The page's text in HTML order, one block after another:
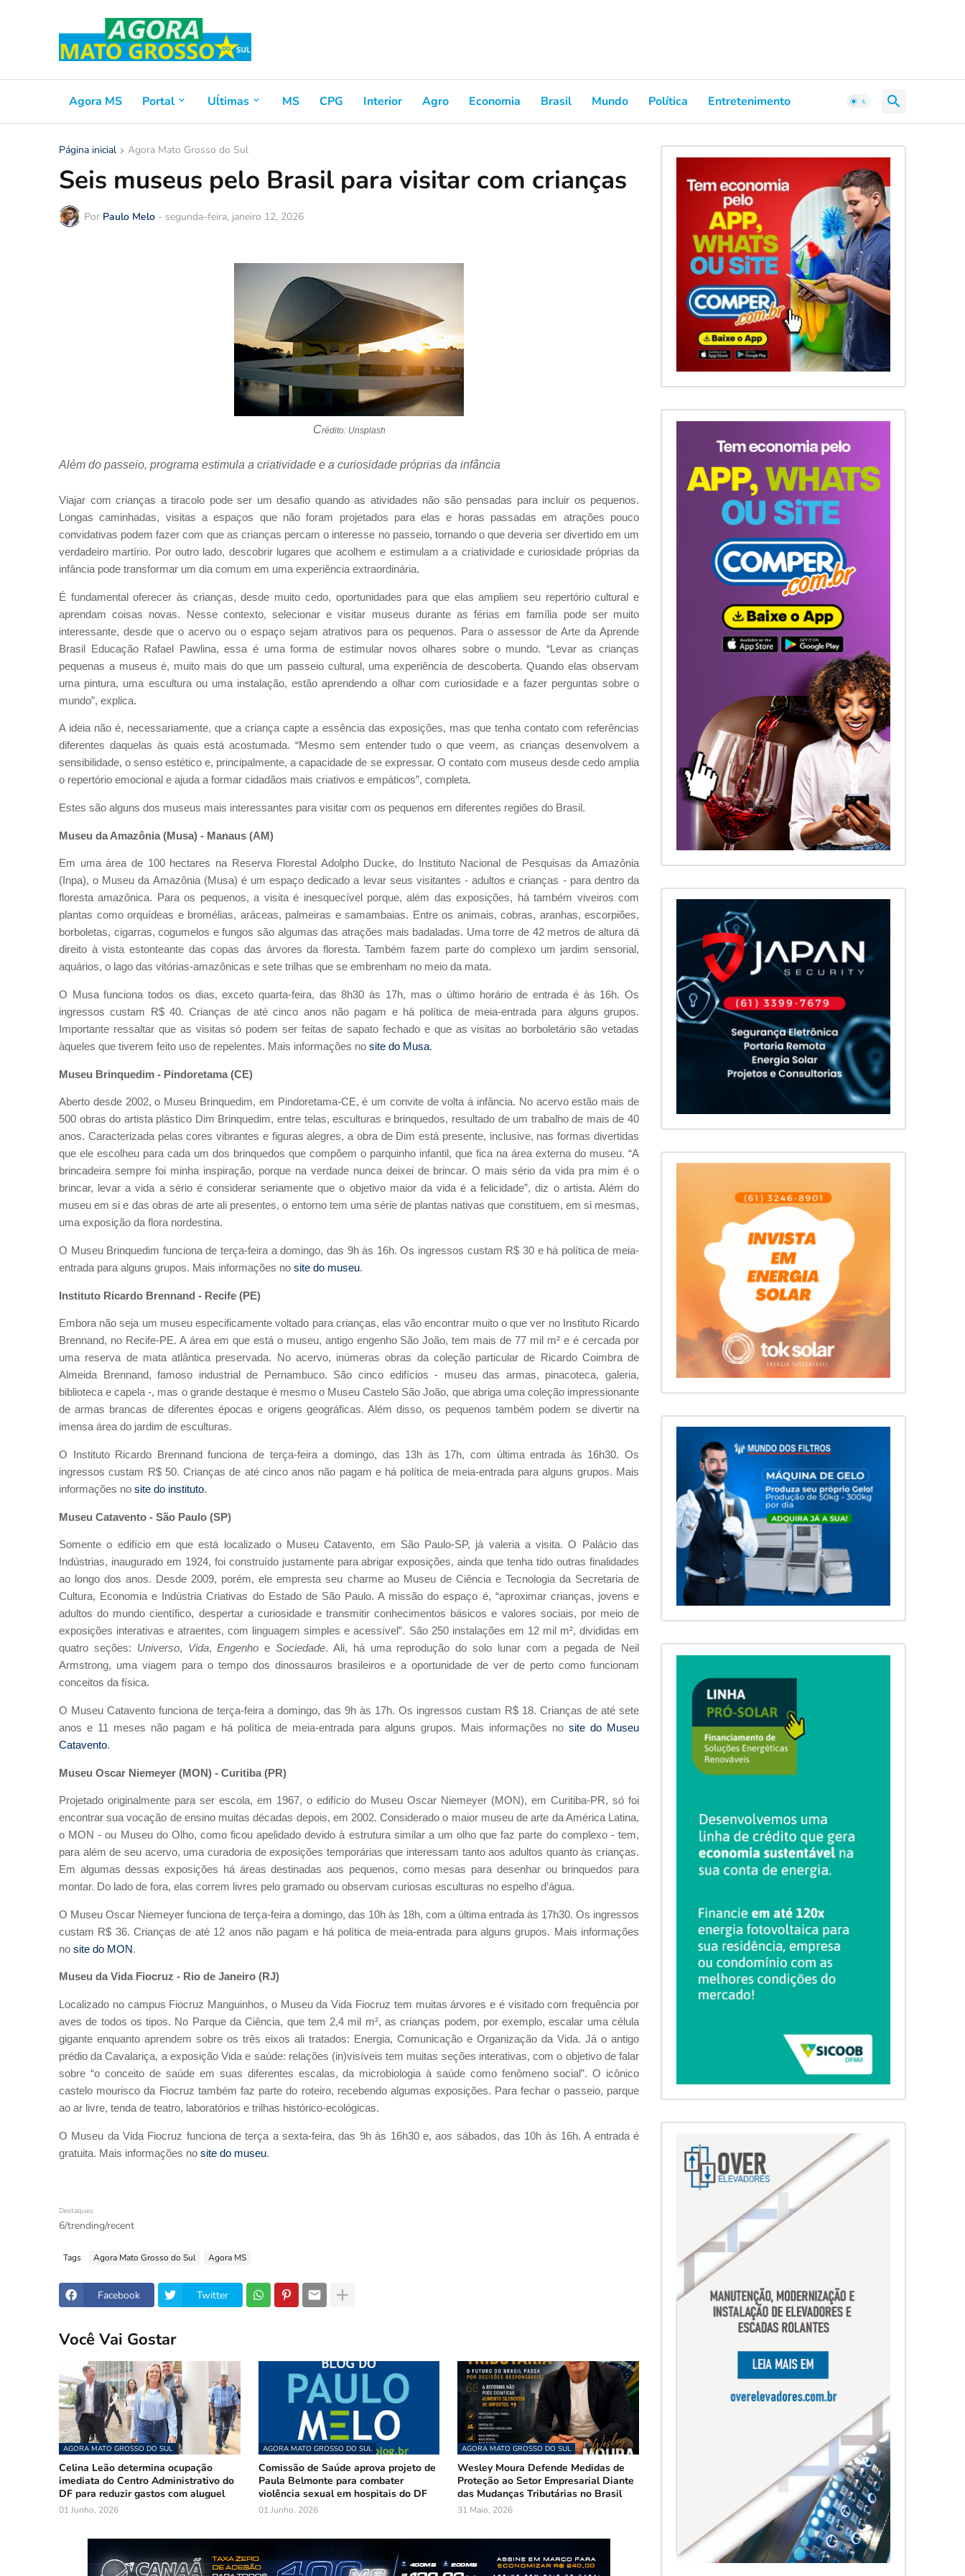
Agora MS Portal Uĺtimas MS CPG Interior Agro Economia Brasil Mundo Política Entretenimento
Página inicial Agora Mato Grosso do Sul
Seis museus pelo Brasil para visitar com crianças
Por Paulo Melo - segunda-feira, janeiro 12, 2026
Crédito: Unsplash
Além do passeio, programa estimula a criatividade e a curiosidade próprias da infância
Viajar com crianças a tiracolo pode ser um desafio quando as atividades não são pensadas para incluir os pequenos.
Longas caminhadas, visitas a espaços que não foram projetados para elas e horas passadas em atrações pouco
convidativas podem fazer com que as crianças percam o interesse no passeio, tornando o que deveria ser divertido em um
verdadeiro martírio. Por outro lado, descobrir lugares que acolhem e estimulam a a criatividade e curiosidade próprias da
infância pode transformar um dia comum em uma experiência extraordinária.
É fundamental oferecer às crianças, desde muito cedo, oportunidades para que elas ampliem seu repertório cultural e
aprendam coisas novas. Nesse contexto, selecionar e visitar museus durante as férias em família pode ser muito
interessante, desde que o acervo ou o espaço sejam atrativos para os pequenos. Para o assessor de Arte da Aprende
Brasil Educação Rafael Pawlina, essa é uma forma de estimular novos olhares sobre o mundo. “Levar as crianças
pequenas a museus é, muito mais do que um passeio cultural, uma experiência de descoberta. Quando elas observam
uma pintura, uma escultura ou uma instalação, estão aprendendo a olhar com curiosidade e a fazer perguntas sobre o
mundo”, explica.
A ideia não é, necessariamente, que a criança capte a essência das exposições, mas que tenha contato com referências
diferentes daquelas às quais está acostumada. “Mesmo sem entender tudo o que veem, as crianças desenvolvem a
sensibilidade, o senso estético e, principalmente, a capacidade de se expressar. O contato com museus desde cedo amplia
o repertório emocional e ajuda a formar cidadãos mais criativos e empáticos”, completa.
Estes são alguns dos museus mais interessantes para visitar com os pequenos em diferentes regiões do Brasil.
Museu da Amazônia (Musa) - Manaus (AM)
Em uma área de 100 hectares na Reserva Florestal Adolpho Ducke, do Instituto Nacional de Pesquisas da Amazônia
(Inpa), o Museu da Amazônia (Musa) é um espaço dedicado a levar seus visitantes - adultos e crianças - para dentro da
floresta amazônica. Para os pequenos, a visita é inesquecível porque, além das exposições, há também viveiros com
plantas como orquídeas e bromélias, aráceas, palmeiras e samambaias. Entre os animais, cobras, aranhas, escorpiões,
borboletas, cigarras, cogumelos e fungos são algumas das atrações mais badaladas. Uma torre de 42 metros de altura dá
direito à vista estonteante das copas das árvores da floresta. Também fazem parte do complexo um jardim sensorial,
aquários, o lago das vitórias-amazônicas e sete trilhas que se embrenham no meio da mata.
O Musa funciona todos os dias, exceto quarta-feira, das 8h30 às 17h, mas o último horário de entrada é às 16h. Os
ingressos custam R$ 40. Crianças de até cinco anos não pagam e há política de meia-entrada para alguns grupos.
Importante ressaltar que as visitas só podem ser feitas de sapato fechado e que as visitas ao borboletário são vetadas
àqueles que tiverem feito uso de repelentes. Mais informações no site do Musa.
Museu Brinquedim - Pindoretama (CE)
Aberto desde 2002, o Museu Brinquedim, em Pindoretama-CE, é um convite de volta à infância. No acervo estão mais de
500 obras do artista plástico Dim Brinquedim, entre telas, esculturas e brinquedos, resultado de um trabalho de mais de 40
anos. Caracterizada pelas cores vibrantes e figuras alegres, a obra de Dim está presente, inclusive, nas formas divertidas
que ele escolheu para cada um dos brinquedos que compõem o parquinho infantil, que fica na área externa do museu. “A
brincadeira sempre foi minha inspiração, porque na verdade nunca deixei de brincar. O mais sério da vida pra mim é o
brincar, levar a vida a sério é considerar seriamente que o objetivo maior da vida é a felicidade”, diz o artista. Além do
museu em si e das obras de arte ali presentes, o entorno tem uma série de plantas nativas que constituem, em si mesmas,
uma exposição da flora nordestina.
O Museu Brinquedim funciona de terça-feira a domingo, das 9h às 16h. Os ingressos custam R$ 30 e há política de meia-
entrada para alguns grupos. Mais informações no site do museu.
Instituto Ricardo Brennand - Recife (PE)
Embora não seja um museu especificamente voltado para crianças, elas vão encontrar muito o que ver no Instituto Ricardo
Brennand, no Recife-PE. A área em que está o museu, antigo engenho São João, tem mais de 77 mil m² e é cercada por
uma reserva de mata atlântica preservada. No acervo, inúmeras obras da coleção particular de Ricardo Coimbra de
Almeida Brennand, famoso industrial de Pernambuco. São cinco edifícios - museu das armas, pinacoteca, galeria,
biblioteca e capela -, mas o grande destaque é mesmo o Museu Castelo São João, que abriga uma coleção impressionante
de armas brancas de diferentes épocas e origens geográficas. Além disso, os pequenos também podem se divertir na
imensa área do jardim de esculturas.
O Instituto Ricardo Brennand funciona de terça-feira a domingo, das 13h às 17h, com última entrada às 16h30. Os
ingressos custam R$ 50. Crianças de até cinco anos não pagam e há política de meia-entrada para alguns grupos. Mais
informações no site do instituto.
Museu Catavento - São Paulo (SP)
Somente o edifício em que está localizado o Museu Catavento, em São Paulo-SP, já valeria a visita. O Palácio das
Indústrias, inaugurado em 1924, foi construído justamente para abrigar exposições, ainda que tenha tido outras finalidades
ao longo dos anos. Desde 2009, porém, ele empresta seu charme ao Museu de Ciência e Tecnologia da Secretaria de
Cultura, Economia e Indústria Criativas do Estado de São Paulo. A missão do espaço é, “aproximar crianças, jovens e
adultos do mundo científico, despertar a curiosidade e transmitir conhecimentos básicos e valores sociais, por meio de
exposições interativas e atraentes, com linguagem simples e acessível”. São 250 instalações em 12 mil m², divididas em
quatro seções: Universo, Vida,EngenhoeSociedade. Ali, há uma reprodução do solo lunar com a pegada de Neil
Armstrong, uma viagem para o tempo dos dinossauros brasileiros e a oportunidade de ver de perto como funcionam
conceitos da física.
O Museu Catavento funciona de terça-feira a domingo, das 9h às 17h. Os ingressos custam R$ 18. Crianças de até sete
anos e 11 meses não pagam e há política de meia-entrada para alguns grupos. Mais informações no site do Museu
Catavento.
Museu Oscar Niemeyer (MON) - Curitiba (PR)
Projetado originalmente para ser escola, em 1967, o edifício do Museu Oscar Niemeyer (MON), em Curitiba-PR, só foi
encontrar sua vocação de ensino muitas décadas depois, em 2002. Considerado o maior museu de arte da América Latina,
o MON - ou Museu do Olho, como ficou apelidado devido à estrutura similar a um olho que faz parte do complexo - tem,
para além de seu acervo, uma curadoria de exposições temporárias que interessam tanto aos adultos quanto às crianças.
Em algumas dessas exposições há áreas destinadas aos pequenos, como mesas para desenhar ou brinquedos para
montar. Do lado de fora, elas correm livres pelo gramado ou observam curiosas esculturas no espelho d’água.
O Museu Oscar Niemeyer funciona de terça-feira a domingo, das 10h às 18h, com a última entrada às 17h30. Os ingressos
custam R$ 36. Crianças de até 12 anos não pagam e há política de meia-entrada para alguns grupos. Mais informações
no site do MON.
Museu da Vida Fiocruz - Rio de Janeiro (RJ)
Localizado no campus Fiocruz Manguinhos, o Museu da Vida Fiocruz tem muitas árvores e é visitado com frequência por
aves de todos os tipos. No Parque da Ciência, que tem 2,4 mil m², as crianças podem, por exemplo, escalar uma célula
gigante enquanto aprendem sobre os três eixos ali tratados: Energia, Comunicação e Organização da Vida. Já o antigo
prédio da Cavalariça, a exposição Vida e saúde: relações (in)visíveis tem muitas seções interativas, com o objetivo de falar
sobre “o conceito de saúde em suas diferentes escalas, da microbiologia à saúde como fenômeno social”. O icônico
castelo mourisco da Fiocruz também faz parte do roteiro, recebendo algumas exposições. Para fechar o passeio, parque
ao ar livre, tenda de teatro, laboratórios e trilhas histórico-ecológicas.
O Museu da Vida Fiocruz funciona de terça a sexta-feira, das 9h às 16h30 e, aos sábados, das 10h às 16h. A entrada é
gratuita. Mais informações no site do museu.
Destaques
6/trending/recent
Tags Agora Mato Grosso do Sul Agora MS
Facebook Twitter
Você Vai Gostar
AGORA MATO GROSSO DO SUL
Celina Leão determina ocupação
imediata do Centro Administrativo do
DF para reduzir gastos com aluguel
01 Junho, 2026
AGORA MATO GROSSO DO SUL
Comissão de Saúde aprova projeto de
Paula Belmonte para combater
violência sexual em hospitais do DF
01 Junho, 2026
AGORA MATO GROSSO DO SUL
Wesley Moura Defende Medidas de
Proteção ao Setor Empresarial Diante
das Mudanças Tributárias no Brasil
31 Maio, 2026